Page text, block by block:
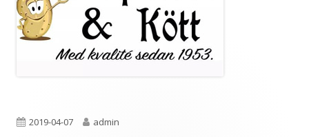
Publicerat
2019-04-07 Författare
admin